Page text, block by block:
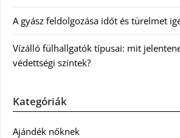
A gyász feldolgozása időt és türelmet
Vízálló fülhallgatók típusai: mit
védettségi szintek?
Kategóriák
Ajándék nőknek